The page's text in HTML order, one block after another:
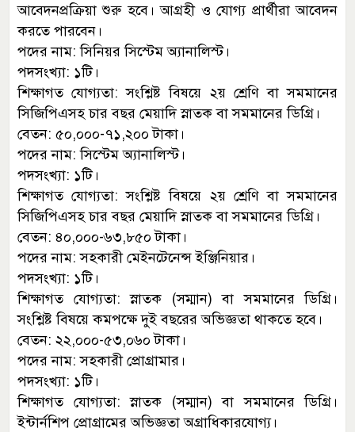
আবেদনপ্রক্রিয়া শুরু হবে। আগ্রহী ও যোগ্য প্রার্থীরা আবেদন
করতে পারবেন।
পদের নাম: সিনিয়র সিস্টেম অ্যানালিস্ট।
পদসংখ্যা: ১টি।
শিক্ষাগত যোগ্যতা: সংশ্লিষ্ট বিষয়ে ২য় শ্রেণি বা সমমানের
সিজিপিএসহ চার বছর মেয়াদি স্নাতক বা সমমানের ডিগ্রি।
বেতন: ৫০,০০০-৭১,২০০ টাকা।
পদের নাম: সিস্টেম অ্যানালিস্ট।
পদসংখ্যা: ১টি।
শিক্ষাগত যোগ্যতা: সংশ্লিষ্ট বিষয়ে ২য় শ্রেণি বা সমমানের
সিজিপিএসহ চার বছর মেয়াদি স্নাতক বা সমমানের ডিগ্রি।
বেতন: ৪০,০০০-৬৩,৮৫০ টাকা।
পদের নাম: সহকারী মেইনটেনেন্স ইঞ্জিনিয়ার।
পদসংখ্যা: ১টি।
শিক্ষাগত যোগ্যতা: স্নাতক (সম্মান) বা সমমানের ডিগ্রি।
সংশ্লিষ্ট বিষয়ে কমপক্ষে দুই বছরের অভিজ্ঞতা থাকতে হবে।
বেতন: ২২,০০০-৫৩,০৬০ টাকা।
পদের নাম: সহকারী প্রোগ্রামার।
পদসংখ্যা: ১টি।
শিক্ষাগত যোগ্যতা: স্নাতক (সম্মান) বা সমমানের ডিগ্রি।
ইন্টার্নশিপ প্রোগ্রামের অভিজ্ঞতা অগ্রাধিকারযোগ্য।